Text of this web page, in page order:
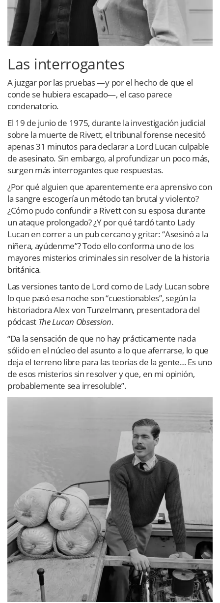
Las interrogantes
A juzgar por las pruebas —y por el hecho de que el
conde se hubiera escapado—, el caso parece
condenatorio.
El 19 de junio de 1975, durante la investigación judicial
sobre la muerte de Rivett, el tribunal forense necesitó
apenas 31 minutos para declarar a Lord Lucan culpable
de asesinato. Sin embargo, al profundizar un poco más,
surgen más interrogantes que respuestas.
¿Por qué alguien que aparentemente era aprensivo con
la sangre escogería un método tan brutal y violento?
¿Cómo pudo confundir a Rivett con su esposa durante
un ataque prolongado? ¿Y por qué tardó tanto Lady
Lucan en correr a un pub cercano y gritar: “Asesinó a la
niñera, ayúdenme”? Todo ello conforma uno de los
mayores misterios criminales sin resolver de la historia
británica.
Las versiones tanto de Lord como de Lady Lucan sobre
lo que pasó esa noche son “cuestionables”, según la
historiadora Alex von Tunzelmann, presentadora del
pódcast The Lucan Obsession.
“Da la sensación de que no hay prácticamente nada
sólido en el núcleo del asunto a lo que aferrarse, lo que
deja el terreno libre para las teorías de la gente… Es uno
de esos misterios sin resolver y que, en mi opinión,
probablemente sea irresoluble”.